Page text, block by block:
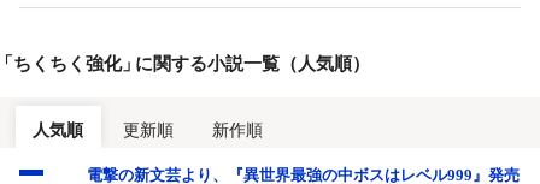
ちくちく強化」に関する小説一覧（人気順）
人気順 更新順 新作順
電撃の新文芸より、『異世界最強の中ボスはレベル999』発売